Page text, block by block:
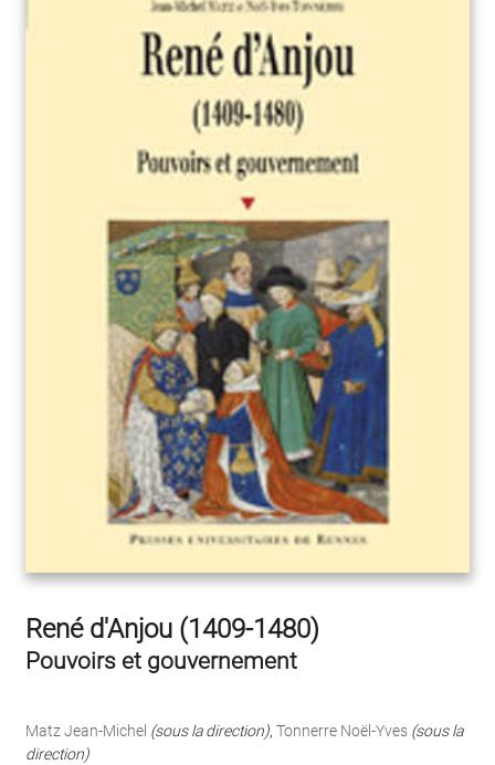
René d'Anjou (1409-1480)
Pouvoirs et gouvernement
Matz Jean-Michel (sous la direction), Tonnerre Noël-Yves (sous la
direction)